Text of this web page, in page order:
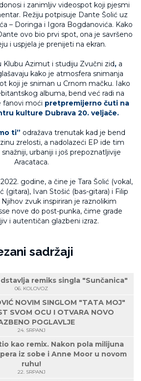
i zanimljiv videospot koji pjesmi
Režiju potpisuje Dante Šolić uz
– Doringa i Igora Bogdanovića. Kako
ovo bio prvi spot, ona je savršeno
i uspjela je prenijeti na ekran.
Klubu Azimut i studiju Zvučni zid, a
kako je atmosfera snimanja
koji je sniman u Crnom mačku. Iako
albuma, bend već radi na
fanovi moći pretpremijerno čuti na
kulture Dubrava 20. veljače.
ti” odražava trenutak kad je bend
zrelosti, a nadolazeći EP ide tim
urbaniji i još prepoznatljivije
Aracataca.
godine, a čine je Tara Šolić (vokal,
(gitara), Ivan Stošić (bas-gitara) i Filip
zvuk inspiriran je raznolikim
nove do post-punka, čime grade
i autentičan glazbeni izraz.
sadržaji
remiks singla "Sunčanica"
06. KOLOVOZ
NOVIM SINGLOM "TATA MOJ"
SVOM OCU I OTVARA NOVO
POGLAVLJE
24. SRPANJ
kao remix. Nakon pola milijuna
iz sobe i Anne Moor u novom
ruhu!
22. SRPANJ